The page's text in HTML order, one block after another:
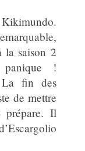
la saison 2
panique !
La fin des
de mettre
Il